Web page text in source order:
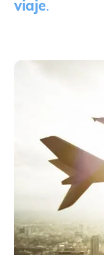
viaje.